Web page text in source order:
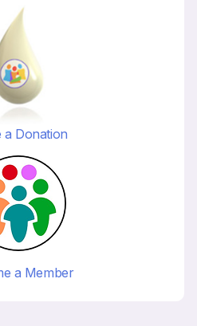
a Donation
a Member